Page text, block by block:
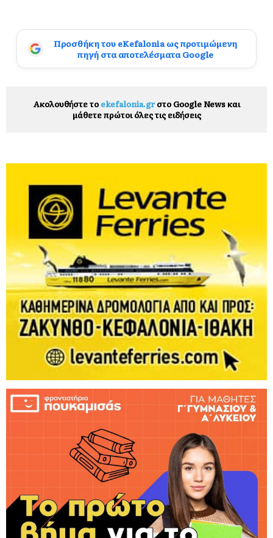
Προσθήκη του eKefalonia ως προτιμώμενη
πηγή στα αποτελέσματα Google
Ακολουθήστε το ekefalonia.grστο Google News και
μάθετε πρώτοι όλες τις ειδήσεις